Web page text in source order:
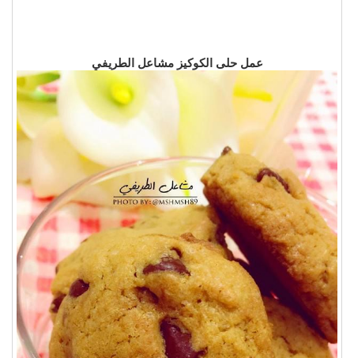
عمل حلى الكوكيز مشاعل الطريفي